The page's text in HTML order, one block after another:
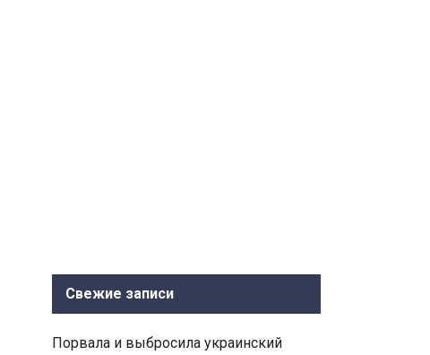
Свежие записи
Порвала и выбросила украинский